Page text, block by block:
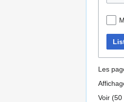
Les
Voir (50